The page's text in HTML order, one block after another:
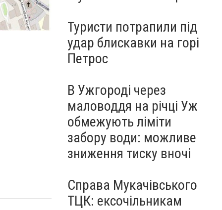
Туристи потрапили під
удар блискавки на горі
Петрос
В Ужгороді через
маловоддя на річці Уж
обмежують ліміти
забору води: можливе
зниження тиску вночі
Справа Мукачівського
ТЦК: ексочільникам